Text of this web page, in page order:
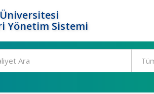
Yönetim Sistemi